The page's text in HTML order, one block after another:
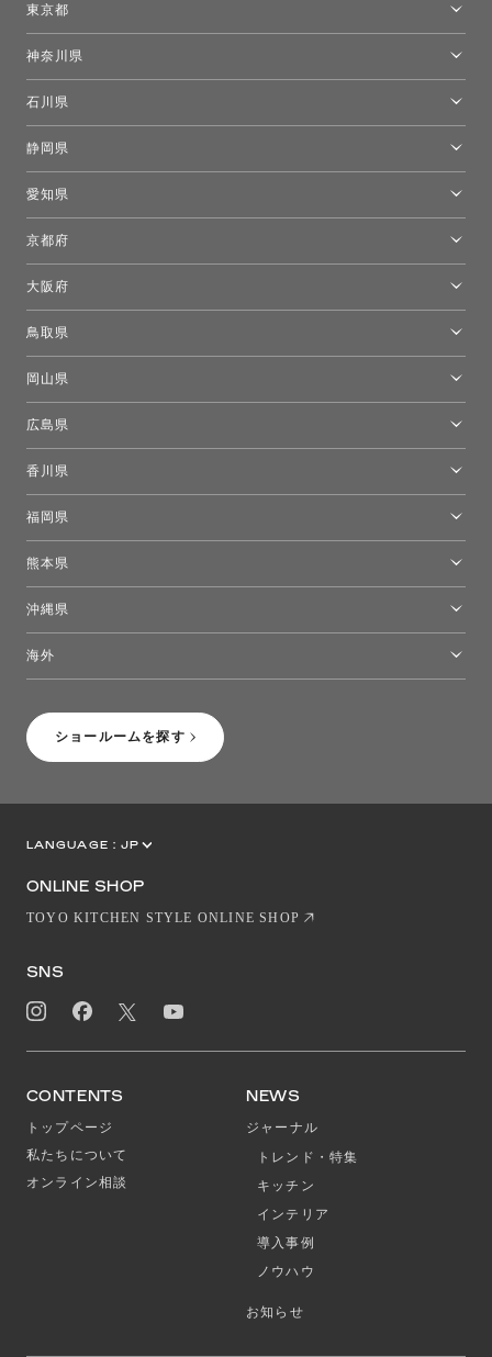
ショールームを探す
東京都
モーイ東京
キーブー東京
FLOS｜フロスデザインスペース青山
神奈川県
石川県
静岡県
愛知県
京都府
大阪府
鳥取県
岡山県
広島県
香川県
福岡県
熊本県
沖縄県
海外
LANGUAGE : JP
ONLINE SHOP
TOYO KITCHEN STYLE ONLINE SHOP
SNS
CONTENTS
トップページ
私たちについて
オンライン相談
NEWS
ジャーナル
トレンド・特集
キッチン
インテリア
導入事例
ノウハウ
お知らせ